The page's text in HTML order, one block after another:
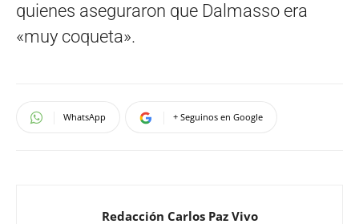
quienes aseguraron que Dalmasso era
«muy coqueta».
WhatsApp + Seguinos en Google
Redacción Carlos Paz Vivo